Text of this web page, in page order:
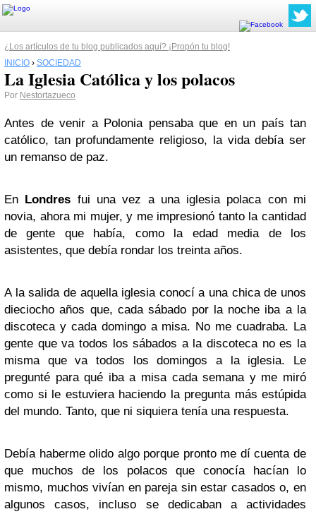
¿Los artículos de tu blog publicados aquí? ¡Propón tu blog!
INICIO › SOCIEDAD
La Iglesia Católica y los polacos
Por Nestortazueco
Antes de venir a Polonia pensaba que en un país tan
católico, tan profundamente religioso, la vida debía ser
un remanso de paz.
En Londres fui una vez a una iglesia polaca con mi
novia, ahora mi mujer, y me impresionó tanto la cantidad
de gente que había, como la edad media de los
asistentes, que debía rondar los treinta años.
A la salida de aquella iglesia conocí a una chica de unos
dieciocho años que, cada sábado por la noche iba a la
discoteca y cada domingo a misa. No me cuadraba. La
gente que va todos los sábados a la discoteca no es la
misma que va todos los domingos a la iglesia. Le
pregunté para qué iba a misa cada semana y me miró
como si le estuviera haciendo la pregunta más estúpida
del mundo. Tanto, que ni siquiera tenía una respuesta.
Debía haberme olido algo porque pronto me dí cuenta de
que muchos de los polacos que conocía hacían lo
mismo, muchos vivían en pareja sin estar casados o, en
algunos casos, incluso se dedicaban a actividades